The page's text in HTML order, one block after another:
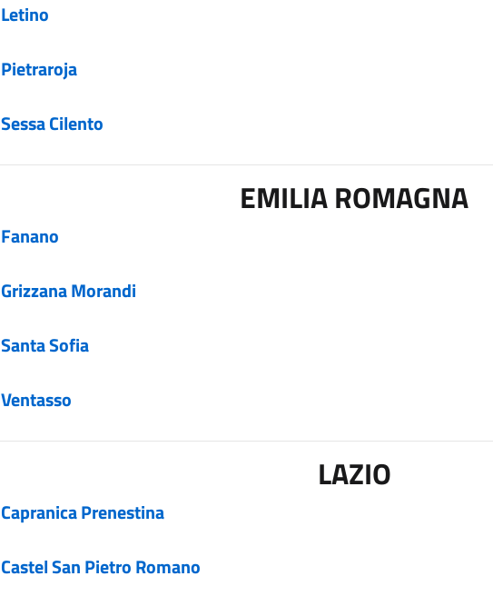
Letino
Pietraroja
Sessa Cilento
EMILIA ROMAGNA
Fanano
Grizzana Morandi
Santa Sofia
Ventasso
LAZIO
Capranica Prenestina
Castel San Pietro Romano